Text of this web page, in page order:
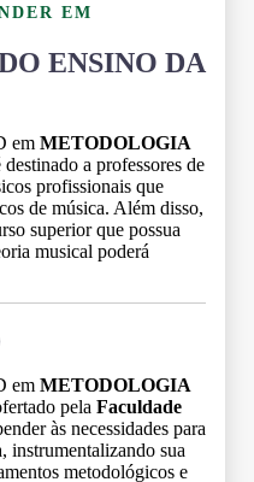
EM
ENSINO DA
em METODOLOGIA
destinado a professores de
profissionais que
de música. Além disso,
superior que possua
musical poderá
em METODOLOGIA
pela Faculdade
às necessidades para
instrumentalizando sua
metodológicos e